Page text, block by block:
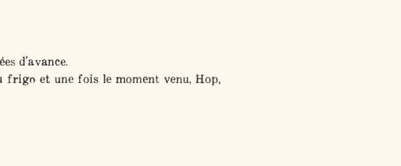
d’avance.
frigo et une fois le moment venu, Hop,